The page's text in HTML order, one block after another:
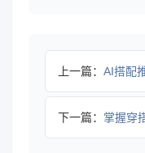
上一篇： AI搭配推
下一篇： 掌握穿搭